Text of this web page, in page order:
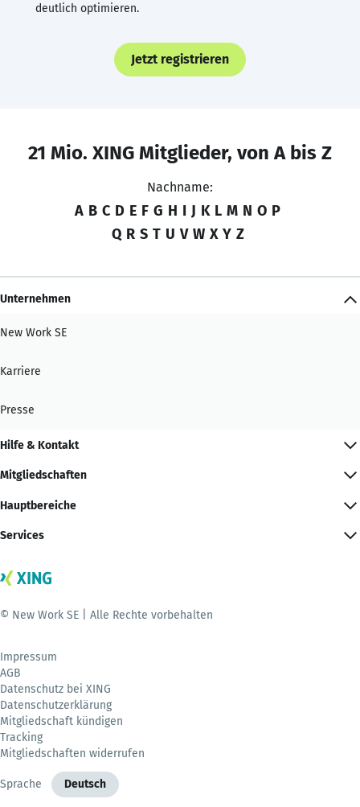
deutlich optimieren.
Jetzt registrieren
21 Mio. XING Mitglieder, von A bis Z
Nachname:
A B C D E F G H I J K L M N O P
Q R S T U V W X Y Z
Unternehmen
New Work SE
Karriere
Presse
Hilfe & Kontakt
Mitgliedschaften
Hauptbereiche
Services
© New Work SE | Alle Rechte vorbehalten
Impressum
AGB
Datenschutz bei XING
Datenschutzerklärung
Mitgliedschaft kündigen
Tracking
Mitgliedschaften widerrufen
Sprache Deutsch